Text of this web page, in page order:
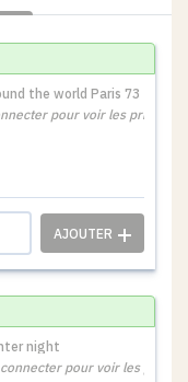
the world Paris 73
pour voir les prix
night
pour voir les prix